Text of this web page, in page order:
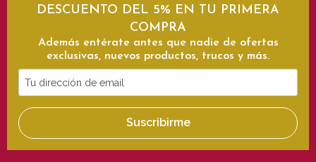
DESCUENTO DEL 5% EN TU PRIMERA
COMPRA
Además entérate antes que nadie de ofertas
exclusivas, nuevos productos, trucos y más.
Tu
dirección
de
email
Suscribirme